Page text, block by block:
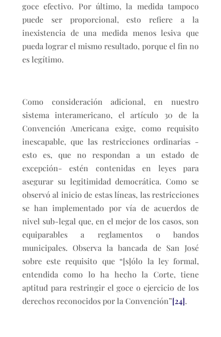
goce efectivo. Por último, la medida tampoco
puede ser proporcional, esto refiere a la
inexistencia de una medida menos lesiva que
pueda lograr el mismo resultado, porque el fin no
es legítimo.
Como consideración adicional, en nuestro
sistema interamericano, el artículo 30 de la
Convención Americana exige, como requisito
inescapable, que las restricciones ordinarias -
esto es, que no respondan a un estado de
excepción- estén contenidas en leyes para
asegurar su legitimidad democrática. Como se
observó al inicio de estas líneas, las restricciones
se han implementado por vía de acuerdos de
nivel sub-legal que, en el mejor de los casos, son
equiparables a reglamentos o bandos
municipales. Observa la bancada de San José
sobre este requisito que “[s]ólo la ley formal,
entendida como lo ha hecho la Corte, tiene
aptitud para restringir el goce o ejercicio de los
derechos reconocidos por la Convención”[24].